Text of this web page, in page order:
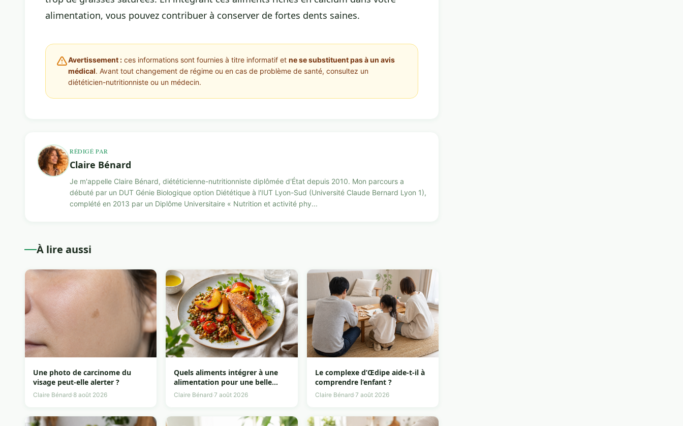
alimentation, vous pouvez contribuer à conserver de fortes dents saines.
Avertissement : ces informations sont fournies à titre informatif et ne se substituent pas à un avis
médical. Avant tout changement de régime ou en cas de problème de santé, consultez un
diététicien-nutritionniste ou un médecin.
RÉDIGÉ PAR
Claire Bénard
Je m'appelle Claire Bénard, diététicienne-nutritionniste diplômée d'État depuis 2010. Mon parcours a
débuté par un DUT Génie Biologique option Diététique à l'IUT Lyon-Sud (Université Claude Bernard Lyon 1),
complété en 2013 par un Diplôme Universitaire « Nutrition et activité phy...
À lire aussi
Une photo de carcinome du
visage peut-elle alerter ?
Claire Bénard·8 août 2026
Quels aliments intégrer à une
alimentation pour une belle
peau ?
Claire Bénard·7 août 2026
Le complexe d’Œdipe aide-t-il à
comprendre l’enfant ?
Claire Bénard·7 août 2026